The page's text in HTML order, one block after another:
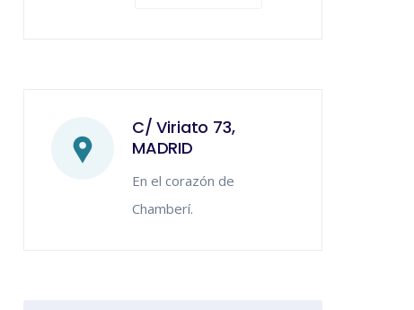
C/ Viriato 73,
MADRID
En el corazón de
Chamberí.